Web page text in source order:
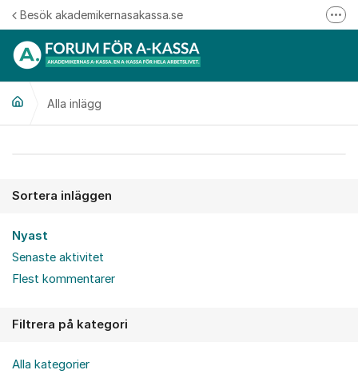
Hoppa till innehåll
Besök akademikernasakassa.se
Alla inlägg
Sortera inläggen
Nyast
Senaste aktivitet
Flest kommentarer
Filtrera på kategori
Alla kategorier